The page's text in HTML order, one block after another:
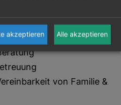
von Familie &
akzeptieren Alle akzeptieren